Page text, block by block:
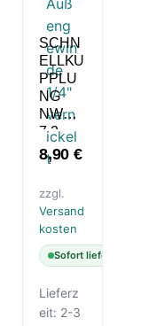
SCHN
ELLKU
PPLU
NG
NW
7,2,
AUSSE
NGEW
1/4″ V
ERNIC
KELT
8,90€
zzgl.
Versand
kosten
Sofort lieferbar
Lieferz
eit: 2-3